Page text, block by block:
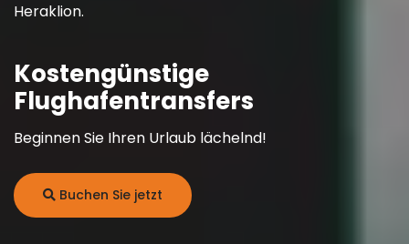
Heraklion.
Kostengünstige
Flughafentransfers
Beginnen Sie Ihren Urlaub lächelnd!
Buchen Sie jetzt